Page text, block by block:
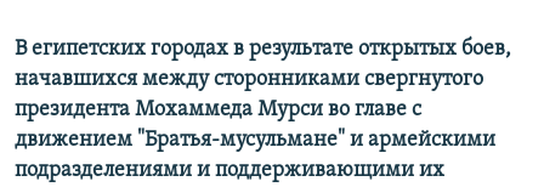
В египетских городах в результате открытых боев,
начавшихся между сторонниками свергнутого
президента Мохаммеда Мурси во главе с
движением "Братья-мусульмане" и армейскими
подразделениями и поддерживающими их